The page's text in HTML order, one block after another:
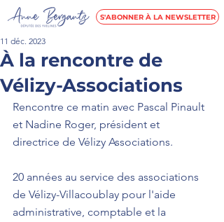
S'ABONNER À LA NEWSLETTER
À la rencontre de
Vélizy-Associations
11 déc. 2023
Rencontre ce matin avec Pascal Pinault
et Nadine Roger, président et
directrice de Vélizy Associations.
20 années au service des associations
de Vélizy-Villacoublay pour l'aide
administrative, comptable et la